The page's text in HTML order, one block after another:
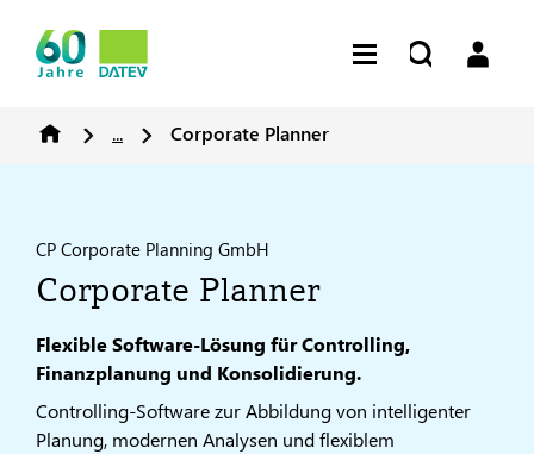
... Corporate Planner
CP Corporate Planning GmbH
Corporate Planner
Flexible Software-Lösung für Controlling,
Finanzplanung und Konsolidierung.
Controlling-Software zur Abbildung von intelligenter
Planung, modernen Analysen und flexiblem